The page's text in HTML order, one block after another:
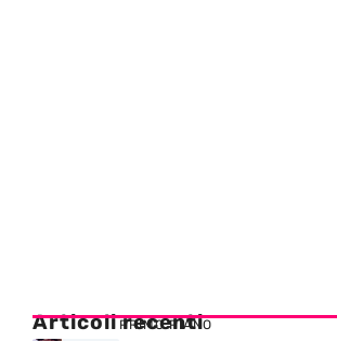
Articoli recenti
PRIMO PIANO